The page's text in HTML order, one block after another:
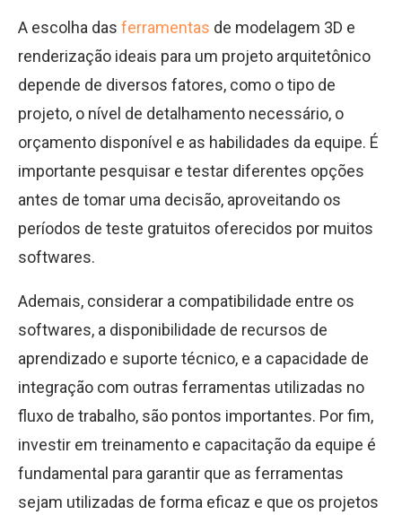
A escolha das ferramentas de modelagem 3D e
renderização ideais para um projeto arquitetônico
depende de diversos fatores, como o tipo de
projeto, o nível de detalhamento necessário, o
orçamento disponível e as habilidades da equipe. É
importante pesquisar e testar diferentes opções
antes de tomar uma decisão, aproveitando os
períodos de teste gratuitos oferecidos por muitos
softwares.
Ademais, considerar a compatibilidade entre os
softwares, a disponibilidade de recursos de
aprendizado e suporte técnico, e a capacidade de
integração com outras ferramentas utilizadas no
fluxo de trabalho, são pontos importantes. Por fim,
investir em treinamento e capacitação da equipe é
fundamental para garantir que as ferramentas
sejam utilizadas de forma eficaz e que os projetos